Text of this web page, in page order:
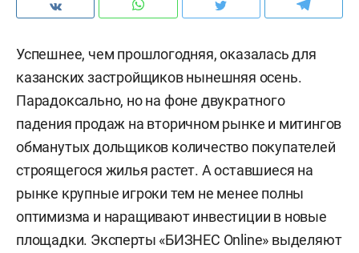
Успешнее, чем прошлогодняя, оказалась для
казанских застройщиков нынешняя осень.
Парадоксально, но на фоне двукратного
падения продаж на вторичном рынке и митингов
обманутых дольщиков количество покупателей
строящегося жилья растет. А оставшиеся на
рынке крупные игроки тем не менее полны
оптимизма и наращивают инвестиции в новые
площадки. Эксперты «БИЗНЕС Online» выделяют